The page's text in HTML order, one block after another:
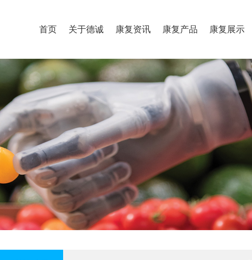
首页 关于德诚 康复资讯 康复产品 康复展示